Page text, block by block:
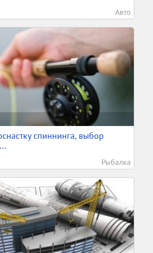
Авто
спиннинга, выбор
Рыбалка